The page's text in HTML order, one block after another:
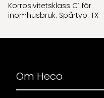
Korrosivitetsklass C1 för
inomhusbruk. Spårtyp: TX
Om Heco